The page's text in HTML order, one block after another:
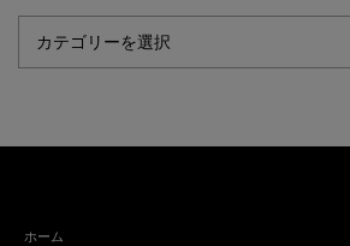
ホーム